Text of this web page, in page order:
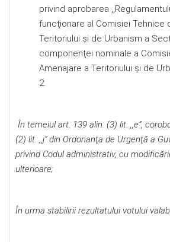
privind aprobarea
funcţionare al Comisiei Tehnice
Teritoriului şi de Urbanism a
componenţei nominale a
Amenajare a Teritoriului şi de
2.
În temeiul art. 139 alin. (3) lit. ,,e”,
(2) lit. ,,j”din Ordonanţa de Urgenţă a
privind Codul administrativ, cu
ulterioare;
În urma stabilirii rezultatului votului